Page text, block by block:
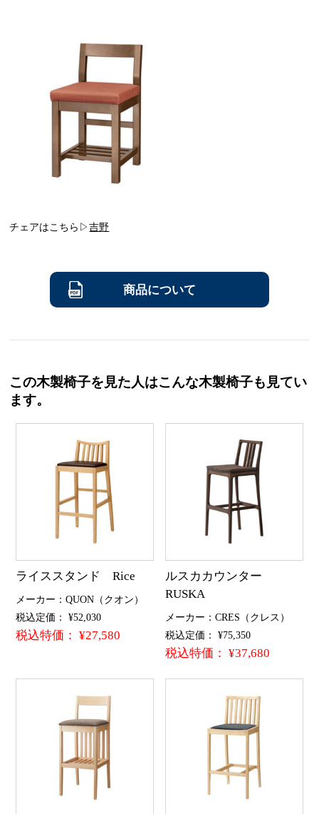
チェアはこちら▷吉野
商品について
この木製椅子を見た人はこんな木製椅子も見てい
ます。
ライススタンド Rice
メーカー：QUON（クオン）
税込定価： ¥52,030
税込特価： ¥27,580
ルスカカウンター
RUSKA
メーカー：CRES（クレス）
税込定価： ¥75,350
税込特価： ¥37,680